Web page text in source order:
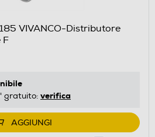
VIVANCO-Distributore
F
gratuito: verifica
AGGIUNGI